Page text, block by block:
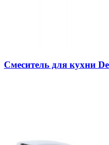
Смеситель для кухни